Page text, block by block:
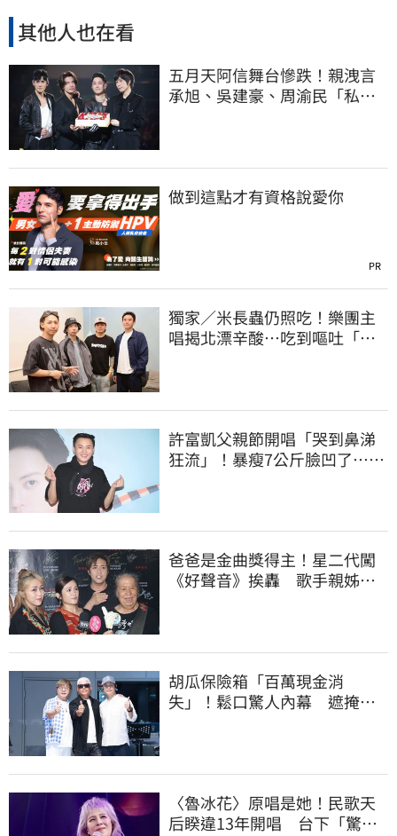
其他人也在看
五月天阿信舞台慘跌！親洩言
承旭、吳建豪、周渝民「私下
做到這點才有資格說愛你
PR
獨家／米長蟲仍照吃！樂團主
唱揭北漂辛酸…吃到嘔吐「廁
許富凱父親節開唱「哭到鼻涕
狂流」！暴瘦7公斤臉凹了…媽
爸爸是金曲獎得主！星二代闖
《好聲音》挨轟 歌手親姊心
胡瓜保險箱「百萬現金消
失」！鬆口驚人內幕 遮掩滅
〈魯冰花〉原唱是她！民歌天
后睽違13年開唱 台下「驚見